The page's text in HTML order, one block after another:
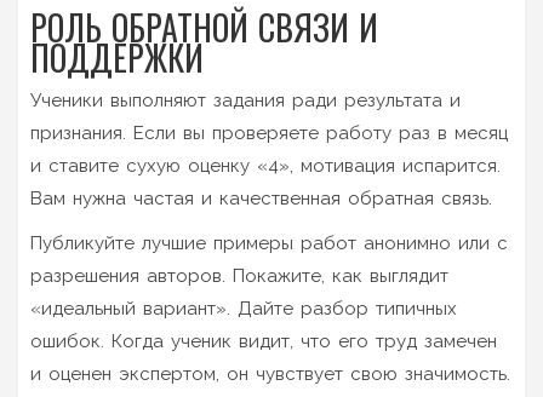
РОЛЬ ОБРАТНОЙ СВЯЗИ И
ПОДДЕРЖКИ
Ученики выполняют задания ради результата и
признания. Если вы проверяете работу раз в месяц
и ставите сухую оценку «4», мотивация испарится.
Вам нужна частая и качественная обратная связь.
Публикуйте лучшие примеры работ анонимно или с
разрешения авторов. Покажите, как выглядит
«идеальный вариант». Дайте разбор типичных
ошибок. Когда ученик видит, что его труд замечен
и оценен экспертом, он чувствует свою значимость.